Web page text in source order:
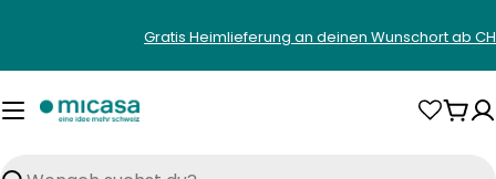
springen
Gratis Heimlieferung an deinen Wunschort ab